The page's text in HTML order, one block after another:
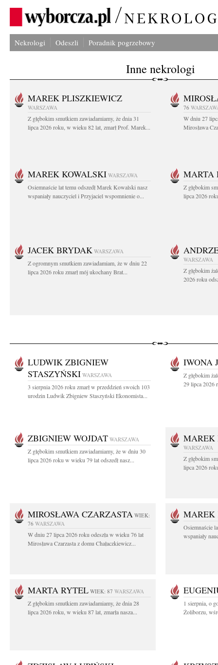
Nekrologi Odeszli Poradnik pogrzebowy
Inne nekrologi
MAREK PLISZKIEWICZ
WARSZAWA
Z głębokim smutkiem zawiadamiamy, że dnia 31
lipca 2026 roku, w wieku 82 lat, zmarł Prof. Marek...
76
W dniu 27
Mirosława
MAREK KOWALSKI WARSZAWA
Osiemnaście lat temu odszedł Marek Kowalski nasz
wspaniały nauczyciel i Przyjaciel wspomnienie o...
MARTA
Z głębokim
lipca 2026
JACEK BRYDAK WARSZAWA
Z ogromnym smutkiem zawiadamiam, że w dniu 22
lipca 2026 roku zmarł mój ukochany Brat...
WARSZAWA
Z głębokim
2026 roku
LUDWIK ZBIGNIEW
STASZYŃSKI WARSZAWA
3 sierpnia 2026 roku zmarł w przeddzień swoich 103
urodzin Ludwik Zbigniew Staszyński Ekonomista...
IWONA
Z głębokim
29 lipca 2026
ZBIGNIEW WOJDAT WARSZAWA
Z głębokim smutkiem zawiadamiamy, że w dniu 30
lipca 2026 roku w wieku 79 lat odszedł nasz...
MAREK
WARSZAWA
Z głębokim
lipca 2026
MIROSŁAWA CZARZASTA WIEK:
76 WARSZAWA
W dniu 27 lipca 2026 roku odeszła w wieku 76 lat
Mirosława Czarzasta z domu Chałaczkiewicz...
MAREK
Osiemnaście
wspaniały
MARTA RYTEL WIEK: 87 WARSZAWA
Z głębokim smutkiem zawiadamiamy, że dnia 28
lipca 2026 roku, w wieku 87 lat, zmarła nasza...
1 sierpnia, o
Żoliborzu,